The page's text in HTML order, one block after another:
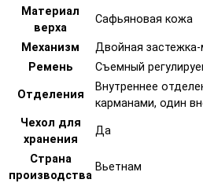
Материал
верха
Сафьяновая кожа
Механизм
Двойная
Ремень
Съемный
Отделения
Внутреннее
карманами, один
Чехол для
хранения
Да
Страна
производства
Вьетнам